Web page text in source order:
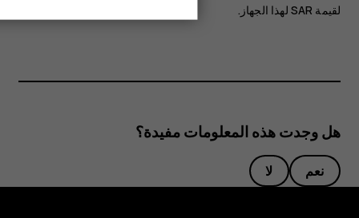
لقيمة SAR لهذا الجهاز‬.
هل وجدت هذه المعلومات مفيدة؟
نعم لا